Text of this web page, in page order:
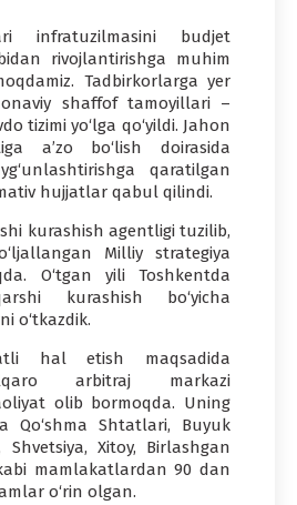
infratuzilmasini budjet
rivojlantirishga muhim
Tadbirkorlarga yer
shaffof tamoyillari –
tizimi yo‘lga qo‘yildi. Jahon
a’zo bo‘lish doirasida
qaratilgan
hujjatlar qabul qilindi.
kurashish agentligi tuzilib,
Milliy strategiya
O‘tgan yili Toshkentda
kurashish bo‘yicha
o‘tkazdik.
hal etish maqsadida
arbitraj markazi
olib bormoqda. Uning
Qo‘shma Shtatlari, Buyuk
Xitoy, Birlashgan
mamlakatlardan 90 dan
o‘rin olgan.